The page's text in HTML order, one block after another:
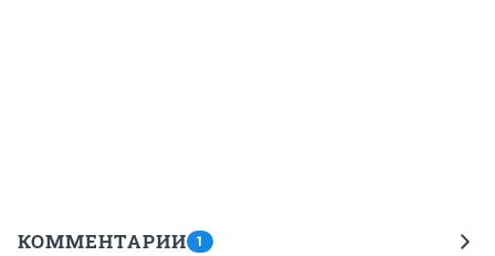
КОММЕНТАРИИ 1